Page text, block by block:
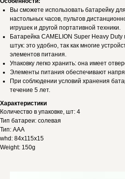
Вы сможете использовать батарейку
настольных часов, пультов
игрушек и другой портативной техники.
Батарейка CAMELION Super Heavy Duty
штук: это удобно, так как многие
элементов питания.
Упаковку легко хранить: она имеет
Элементы питания обеспечивают
При соблюдении условий хранения
течение 5 лет.
Характеристики
Количество в упаковке, шт: 4
Тип батареи: солевая
Тип: AAA
whd: 84x115x15
Weight: 150g